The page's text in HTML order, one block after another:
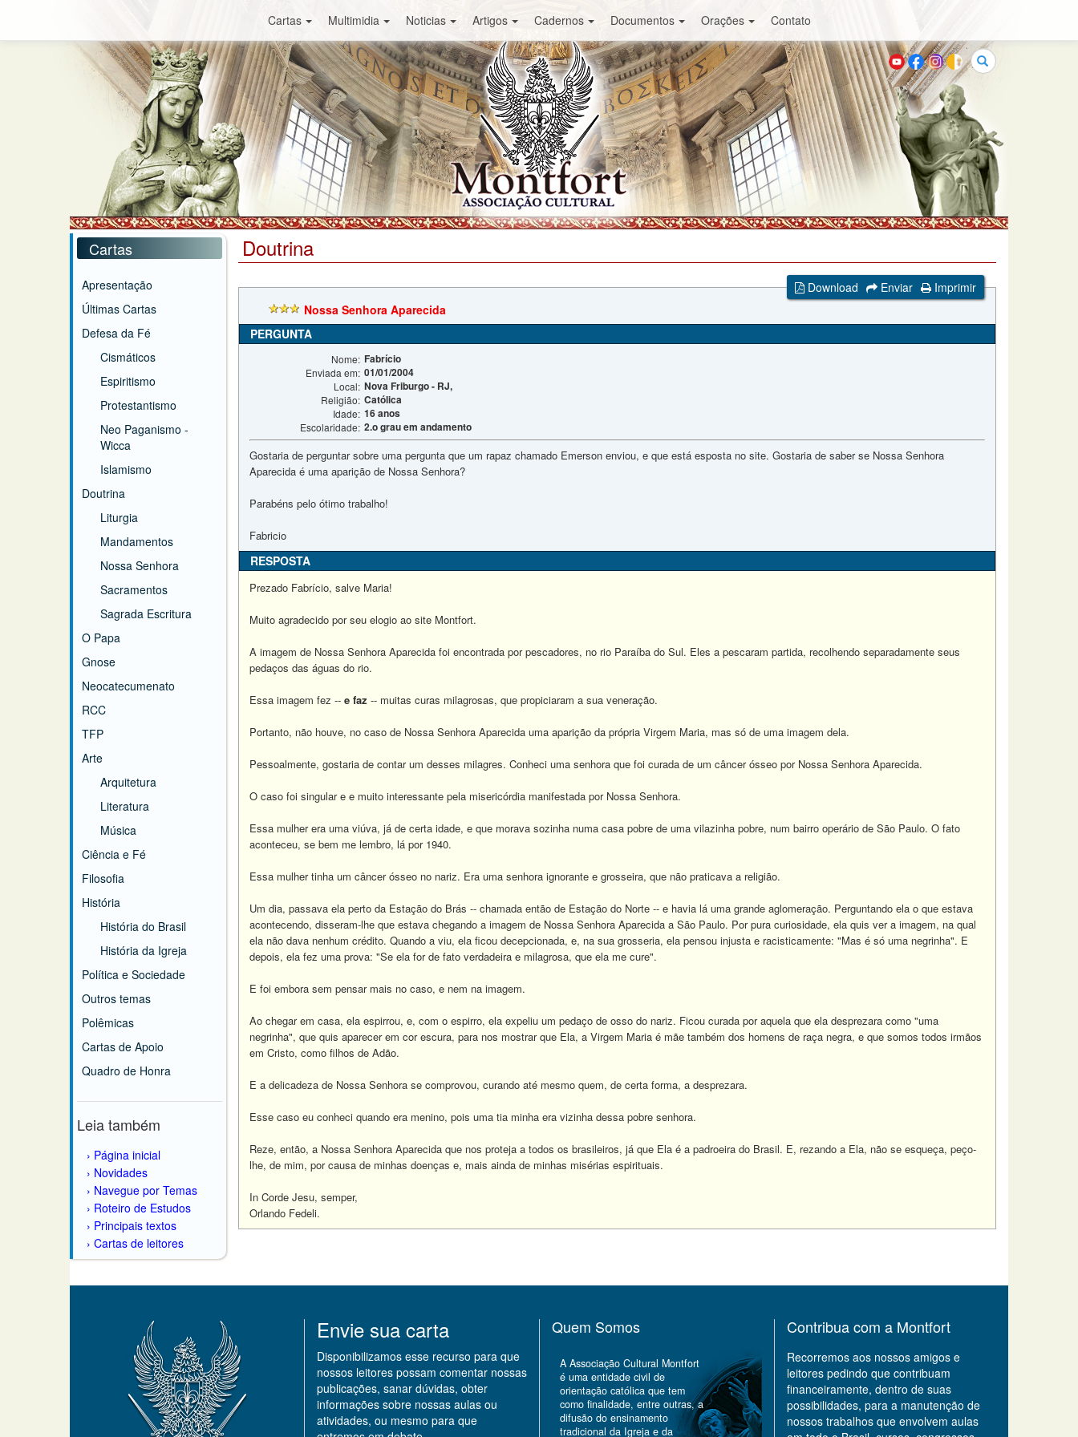
Cartas Multimidia Noticias Artigos Cadernos Documentos Orações Contato
Buscar
Cartas
Apresentação
Últimas Cartas
Defesa da Fé
Cismáticos
Espiritismo
Protestantismo
Neo Paganismo -
Wicca
Islamismo
Doutrina
Liturgia
Mandamentos
Nossa Senhora
Sacramentos
Sagrada Escritura
O Papa
Gnose
Neocatecumenato
RCC
TFP
Arte
Arquitetura
Literatura
Música
Ciência e Fé
Filosofia
História
História do Brasil
História da Igreja
Política e Sociedade
Outros temas
Polêmicas
Cartas de Apoio
Quadro de Honra
Leia também
Página inicial
Novidades
Navegue por Temas
Roteiro de Estudos
Principais textos
Cartas de leitores
Doutrina
Download Enviar
Imprimir
Nossa Senhora Aparecida
PERGUNTA
Nome: Fabrício
Enviada em: 01/01/2004
Local: Nova Friburgo - RJ,
Religião: Católica
Idade: 16 anos
Escolaridade: 2.o grau em andamento
Gostaria de perguntar sobre uma pergunta que um rapaz chamado Emerson enviou, e que está esposta no site. Gostaria de saber se Nossa Senhora
Aparecida é uma aparição de Nossa Senhora?
Parabéns pelo ótimo trabalho!
Fabricio
RESPOSTA
Prezado Fabrício, salve Maria!
Muito agradecido por seu elogio ao site Montfort.
A imagem de Nossa Senhora Aparecida foi encontrada por pescadores, no rio Paraíba do Sul. Eles a pescaram partida, recolhendo separadamente seus
pedaços das águas do rio.
Essa imagem fez -- e faz -- muitas curas milagrosas, que propiciaram a sua veneração.
Portanto, não houve, no caso de Nossa Senhora Aparecida uma aparição da própria Virgem Maria, mas só de uma imagem dela.
Pessoalmente, gostaria de contar um desses milagres. Conheci uma senhora que foi curada de um câncer ósseo por Nossa Senhora Aparecida.
O caso foi singular e e muito interessante pela misericórdia manifestada por Nossa Senhora.
Essa mulher era uma viúva, já de certa idade, e que morava sozinha numa casa pobre de uma vilazinha pobre, num bairro operário de São Paulo. O fato
aconteceu, se bem me lembro, lá por 1940.
Essa mulher tinha um câncer ósseo no nariz. Era uma senhora ignorante e grosseira, que não praticava a religião.
Um dia, passava ela perto da Estação do Brás -- chamada então de Estação do Norte -- e havia lá uma grande aglomeração. Perguntando ela o que estava
acontecendo, disseram-lhe que estava chegando a imagem de Nossa Senhora Aparecida a São Paulo. Por pura curiosidade, ela quis ver a imagem, na qual
ela não dava nenhum crédito. Quando a viu, ela ficou decepcionada, e, na sua grosseria, ela pensou injusta e racisticamente: "Mas é só uma negrinha". E
depois, ela fez uma prova: "Se ela for de fato verdadeira e milagrosa, que ela me cure".
E foi embora sem pensar mais no caso, e nem na imagem.
Ao chegar em casa, ela espirrou, e, com o espirro, ela expeliu um pedaço de osso do nariz. Ficou curada por aquela que ela desprezara como "uma
negrinha", que quis aparecer em cor escura, para nos mostrar que Ela, a Virgem Maria é mãe também dos homens de raça negra, e que somos todos irmãos
em Cristo, como filhos de Adão.
E a delicadeza de Nossa Senhora se comprovou, curando até mesmo quem, de certa forma, a desprezara.
Esse caso eu conheci quando era menino, pois uma tia minha era vizinha dessa pobre senhora.
Reze, então, a Nossa Senhora Aparecida que nos proteja a todos os brasileiros, já que Ela é a padroeira do Brasil. E, rezando a Ela, não se esqueça, peço-
lhe, de mim, por causa de minhas doenças e, mais ainda de minhas misérias espirituais.
In Corde Jesu, semper,
Orlando Fedeli.
Envie sua carta
Disponibilizamos esse recurso para que
nossos leitores possam comentar nossas
publicações, sanar dúvidas, obter
informações sobre nossas aulas ou
atividades, ou mesmo para que
Quem Somos
A Associação Cultural Montfort
é uma entidade civil de
orientação católica que tem
como finalidade, entre outras, a
difusão do ensinamento
tradicional da Igreja e da
Contribua com a Montfort
Recorremos aos nossos amigos e
leitores pedindo que contribuam
financeiramente, dentro de suas
possibilidades, para a manutenção de
nossos trabalhos que envolvem aulas